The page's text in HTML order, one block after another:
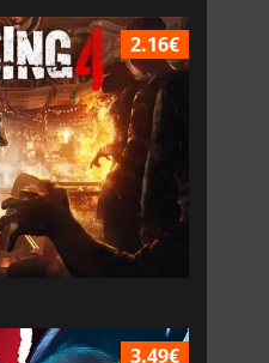
2.16€
3.49€